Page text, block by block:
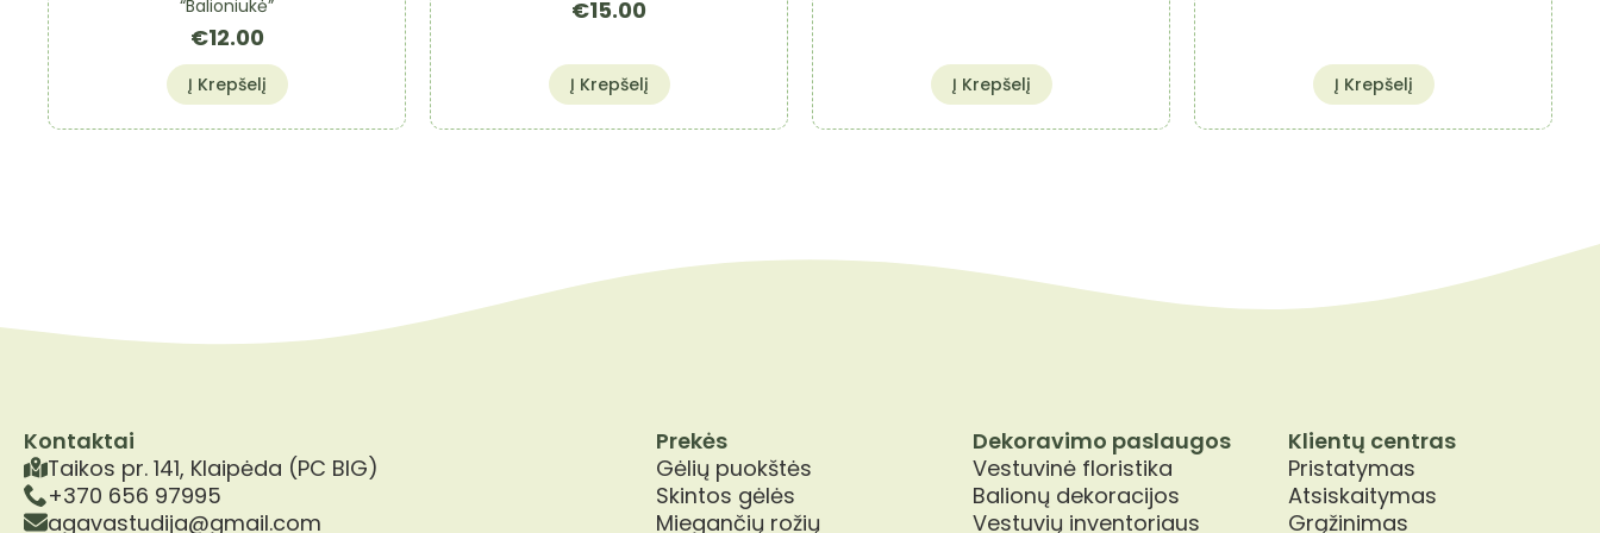
“Balioniukė”
€12.00
Į Krepšelį
€15.00
Į Krepšelį Į Krepšelį Į Krepšelį
Kontaktai
Taikos pr. 141, Klaipėda (PC BIG)
+370 656 97995
agavastudija@gmail.com
Prekės
Gėlių puokštės
Skintos gėlės
Miegančių rožių
Dekoravimo paslaugos
Vestuvinė floristika
Balionų dekoracijos
Vestuvių inventoriaus
Klientų centras
Pristatymas
Atsiskaitymas
Grąžinimas